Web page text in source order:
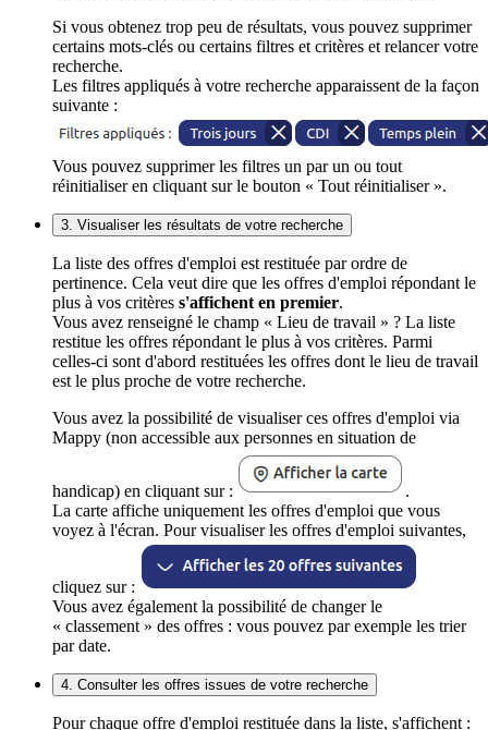
Si vous obtenez trop peu de résultats, vous pouvez supprimer
certains mots-clés ou certains filtres et critères et relancer votre
recherche.
Les filtres appliqués à votre recherche apparaissent de la façon
suivante :
Vous pouvez supprimer les filtres un par un ou tout
réinitialiser en cliquant sur le bouton « Tout réinitialiser ».
3. Visualiser les résultats de votre recherche
La liste des offres d'emploi est restituée par ordre de
pertinence. Cela veut dire que les offres d'emploi répondant le
plus à vos critères s'affichent en premier.
Vous avez renseigné le champ « Lieu de travail » ? La liste
restitue les offres répondant le plus à vos critères. Parmi
celles-ci sont d'abord restituées les offres dont le lieu de travail
est le plus proche de votre recherche.
Vous avez la possibilité de visualiser ces offres d'emploi via
Mappy (non accessible aux personnes en situation de
handicap) en cliquant sur :
.
La carte affiche uniquement les offres d'emploi que vous
voyez à l'écran. Pour visualiser les offres d'emploi suivantes,
cliquez sur :
Vous avez également la possibilité de changer le
« classement » des offres : vous pouvez par exemple les trier
par date.
4. Consulter les offres issues de votre recherche
Pour chaque offre d'emploi restituée dans la liste, s'affichent :